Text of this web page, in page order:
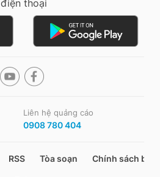
thoại
Liên hệ quảng cáo
0908 780 404
RSS Tòa soạn Chính sách bảo